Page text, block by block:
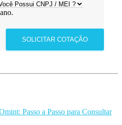
SOLICITAR COTAÇÃO